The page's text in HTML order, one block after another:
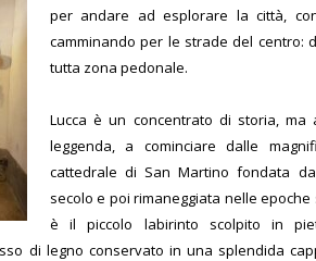
per andare ad esplorare la città,
camminando per le strade del centro:
tutta zona pedonale.
Lucca è un concentrato di storia,
leggenda, a cominciare dalle
cattedrale di San Martino fondata
secolo e poi rimaneggiata nelle
è il piccolo labirinto scolpito in
di legno conservato in una splendida